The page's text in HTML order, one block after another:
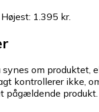
Højest: 1.395 kr.
om produktet,
kontrollerer ikke,
pågældende produkt.